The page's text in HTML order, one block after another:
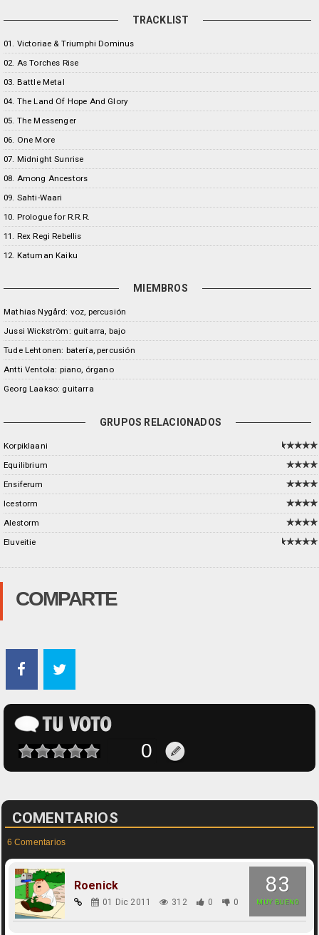
TRACKLIST
01. Victoriae & Triumphi Dominus
02. As Torches Rise
03. Battle Metal
04. The Land Of Hope And Glory
05. The Messenger
06. One More
07. Midnight Sunrise
08. Among Ancestors
09. Sahti-Waari
10. Prologue for R.R.R.
11. Rex Regi Rebellis
12. Katuman Kaiku
MIEMBROS
Mathias Nygård: voz, percusión
Jussi Wickström: guitarra, bajo
Tude Lehtonen: batería, percusión
Antti Ventola: piano, órgano
Georg Laakso: guitarra
GRUPOS RELACIONADOS
Korpiklaani
Equilibrium
Ensiferum
Icestorm
Alestorm
Eluveitie
COMPARTE
COMENTARIOS
6 Comentarios
83
MUY BUENO
Roenick
01 Dic 2011 312 0 0